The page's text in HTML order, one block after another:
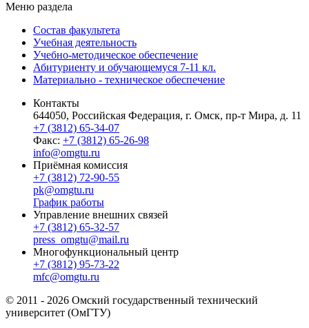
Меню раздела
Состав факультета
Учебная деятельность
Учебно-методическое обеспечение
Абитуриенту и обучающемуся 7-11 кл.
Материально - техническое обеспечение
Контакты
644050, Российская Федерация, г. Омск, пр-т Мира, д. 11
+7 (3812) 65-34-07
Факс: +7 (3812) 65-26-98
info@omgtu.ru
Приёмная комиссия
+7 (3812) 72-90-55
pk@omgtu.ru
График работы
Управление внешних связей
+7 (3812) 65-32-57
press_omgtu@mail.ru
Многофункциональный центр
+7 (3812) 95-73-22
mfc@omgtu.ru
© 2011 - 2026 Омский государственный технический
университет (ОмГТУ)